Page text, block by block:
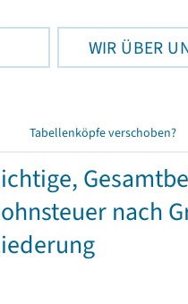
WIR ÜBER
Tabellenköpfe verschoben?
nach